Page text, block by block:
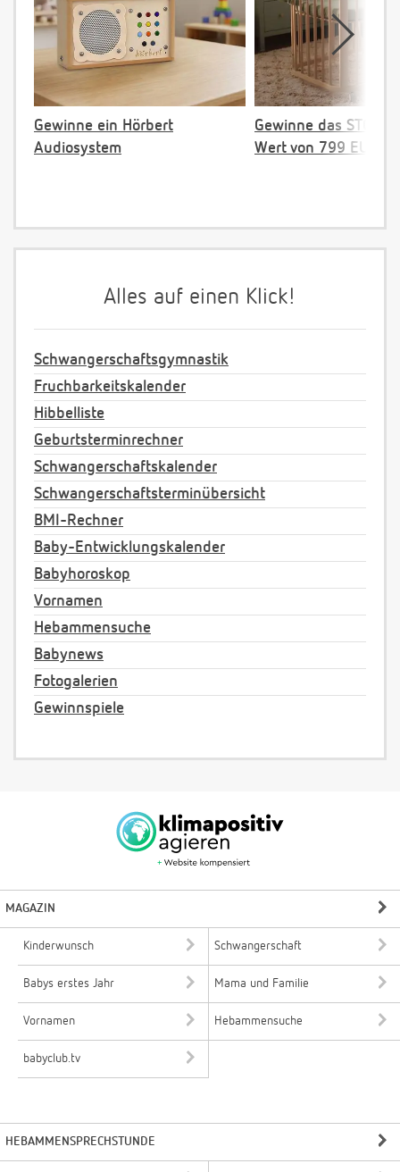
Gewinne ein Hörbert
Audiosystem
Gewinne das
Wert von 799 EUR
Alles auf einen Klick!
Schwangerschaftsgymnastik
Fruchbarkeitskalender
Hibbelliste
Geburtsterminrechner
Schwangerschaftskalender
Schwangerschaftsterminübersicht
BMI-Rechner
Baby-Entwicklungskalender
Babyhoroskop
Vornamen
Hebammensuche
Babynews
Fotogalerien
Gewinnspiele
MAGAZIN
Kinderwunsch Schwangerschaft
Babys erstes Jahr Mama und Familie
Vornamen Hebammensuche
babyclub.tv
HEBAMMENSPRECHSTUNDE